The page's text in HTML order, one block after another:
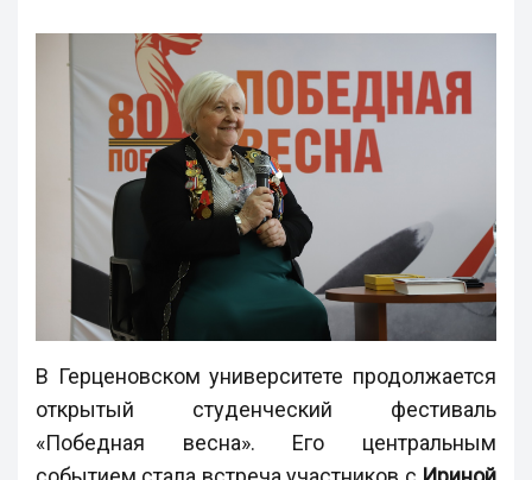
В Герценовском университете продолжается
открытый студенческий фестиваль
«Победная весна». Его центральным